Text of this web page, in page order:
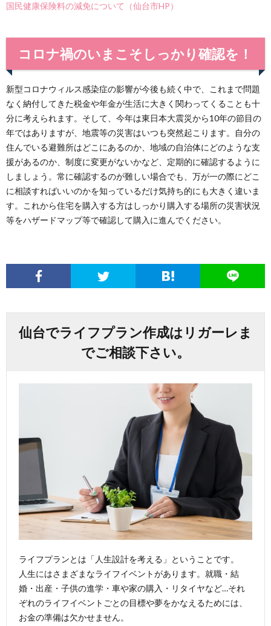
国民健康保険料の減免について（仙台市HP）
コロナ禍のいまこそしっかり確認を！
新型コロナウィルス感染症の影響が今後も続く中で、これまで問題
なく納付してきた税金や年金が生活に大きく関わってくることも十
分に考えられます。そして、今年は東日本大震災から10年の節目の
年ではありますが、地震等の災害はいつも突然起こります。自分の
住んでいる避難所はどこにあるのか、地域の自治体にどのような支
援があるのか、制度に変更がないかなど、定期的に確認するように
しましょう。常に確認するのが難しい場合でも、万が一の際にどこ
に相談すればいいのかを知っているだけ気持ち的にも大きく違いま
す。これから住宅を購入する方はしっかり購入する場所の災害状況
等をハザードマップ等で確認して購入に進んでください。
仙台でライフプラン作成はリガーレま
でご相談下さい。
ライフプランとは「人生設計を考える」ということです。
人生にはさまざまなライフイベントがあります。就職・結
婚・出産・子供の進学・車や家の購入・リタイヤなど…それ
ぞれのライフイベントごとの目標や夢をかなえるためには、
お金の準備は欠かせません。